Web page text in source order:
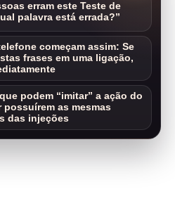
erram este Teste de
palavra está errada?”
começam assim: Se
frases em uma ligação,
podem “imitar” a ação do
possuírem as mesmas
das injeções